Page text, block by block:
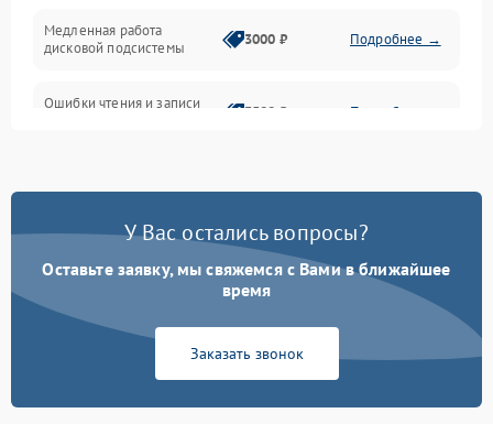
Контроллеры и интерфейсы
Виртуализация и сервисы
Общие поломки
Система охлаждения
Медленная работа
дисковой подсистемы
3000 ₽ Подробнее →
Ошибки чтения и записи
3500 ₽ Подробнее →
У Вас остались вопросы?
Оставьте заявку, мы свяжемся с Вами в ближайшее
время
Заказать звонок